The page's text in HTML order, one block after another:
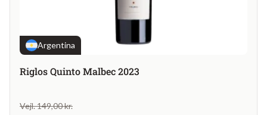
Argentina
Riglos Quinto Malbec 2023
Vejl. 149,00 kr.